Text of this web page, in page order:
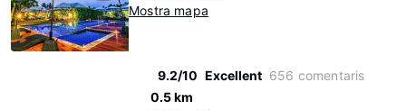
Mostra mapa
9.2/10 Excellent 656 comentaris
0.5 km